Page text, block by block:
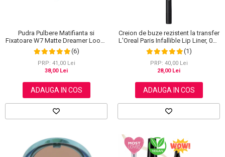
Pudra Pulbere Matifianta si
Fixatoare W7 Matte Dreamer Loose
Powder - Classy Cameo, 20g
(6)
PRP: 41,00 Lei
38,00 Lei
ADAUGA IN COS
Creion de buze rezistent la transfer
L'Oreal Paris Infallible Lip Liner, 001
Highlight On Point
(1)
PRP: 40,00 Lei
28,00 Lei
ADAUGA IN COS